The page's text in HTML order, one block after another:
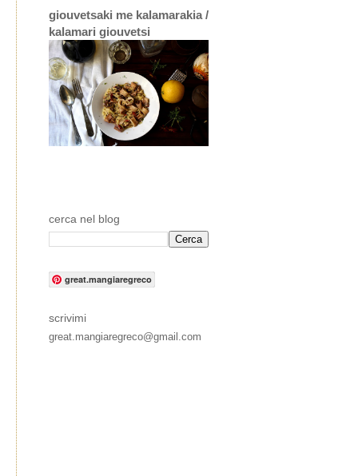
giouvetsaki me kalamarakia /
kalamari giouvetsi
cerca nel blog
great.mangiaregreco
scrivimi
great.mangiaregreco@gmail.com